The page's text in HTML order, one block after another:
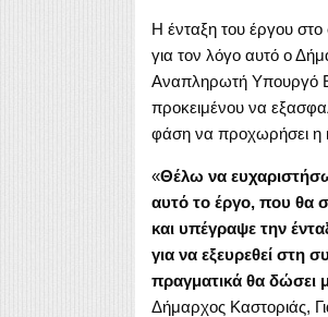
Η ένταξη του έργου
για τον λόγο αυτό ο
Αναπληρωτή Υπουργό
προκειμένου να
φάση να προχωρήσει η
«Θέλω να
αυτό το έργο, που θα
και υπέγραψε την
για να εξευρεθεί στη
πραγματικά θα δώσει
Δήμαρχος Καστοριάς,